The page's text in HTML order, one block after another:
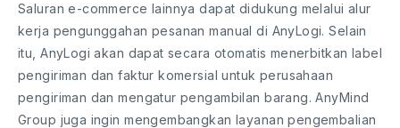
Saluran e-commerce lainnya dapat didukung melalui alur
kerja pengunggahan pesanan manual di AnyLogi. Selain
itu, AnyLogi akan dapat secara otomatis menerbitkan label
pengiriman dan faktur komersial untuk perusahaan
pengiriman dan mengatur pengambilan barang. AnyMind
Group juga ingin mengembangkan layanan pengembalian